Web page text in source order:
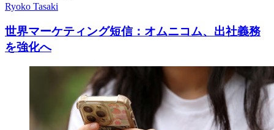
Ryoko Tasaki
世界マーケティング短信：オムニコム、出社義務
を強化へ